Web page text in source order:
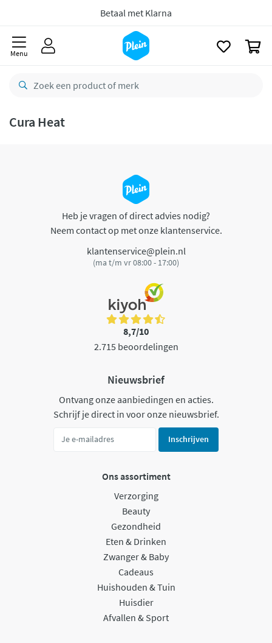
Betaal met Klarna
Menu
Cura Heat
Heb je vragen of direct advies nodig?
Neem contact op met onze klantenservice.
klantenservice@plein.nl
(ma t/m vr 08:00 - 17:00)
8,7/10
2.715 beoordelingen
Nieuwsbrief
Ontvang onze aanbiedingen en acties.
Schrijf je direct in voor onze nieuwsbrief.
Inschrijven
Ons assortiment
Verzorging
Beauty
Gezondheid
Eten & Drinken
Zwanger & Baby
Cadeaus
Huishouden & Tuin
Huisdier
Afvallen & Sport